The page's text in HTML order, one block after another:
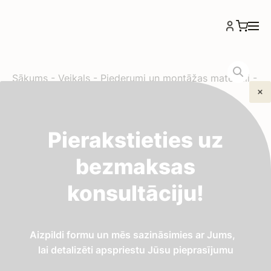
Sākums-Veikals-Piederumi un montāžas materiāli-
aerosolā 500g
Kanalizācijas
slīdsmēre
IELIKT GROZĀ
Pierakstieties uz
bezmaksas
konsultāciju!
Aizpildi formu un mēs sazināsimies ar Jums,
lai detalizēti apspriestu Jūsu pieprasījumu